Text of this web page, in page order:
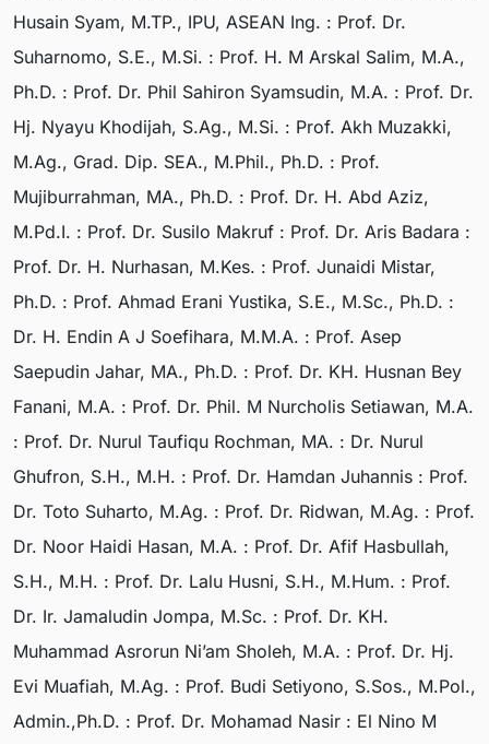
Husain Syam, M.TP., IPU, ASEAN Ing. : Prof. Dr.
Suharnomo, S.E., M.Si. : Prof. H. M Arskal Salim, M.A.,
Ph.D. : Prof. Dr. Phil Sahiron Syamsudin, M.A. : Prof. Dr.
Hj. Nyayu Khodijah, S.Ag., M.Si. : Prof. Akh Muzakki,
M.Ag., Grad. Dip. SEA., M.Phil., Ph.D. : Prof.
Mujiburrahman, MA., Ph.D. : Prof. Dr. H. Abd Aziz,
M.Pd.I. : Prof. Dr. Susilo Makruf : Prof. Dr. Aris Badara :
Prof. Dr. H. Nurhasan, M.Kes. : Prof. Junaidi Mistar,
Ph.D. : Prof. Ahmad Erani Yustika, S.E., M.Sc., Ph.D. :
Dr. H. Endin A J Soefihara, M.M.A. : Prof. Asep
Saepudin Jahar, MA., Ph.D. : Prof. Dr. KH. Husnan Bey
Fanani, M.A. : Prof. Dr. Phil. M Nurcholis Setiawan, M.A.
: Prof. Dr. Nurul Taufiqu Rochman, MA. : Dr. Nurul
Ghufron, S.H., M.H. : Prof. Dr. Hamdan Juhannis : Prof.
Dr. Toto Suharto, M.Ag. : Prof. Dr. Ridwan, M.Ag. : Prof.
Dr. Noor Haidi Hasan, M.A. : Prof. Dr. Afif Hasbullah,
S.H., M.H. : Prof. Dr. Lalu Husni, S.H., M.Hum. : Prof.
Dr. Ir. Jamaludin Jompa, M.Sc. : Prof. Dr. KH.
Muhammad Asrorun Ni’am Sholeh, M.A. : Prof. Dr. Hj.
Evi Muafiah, M.Ag. : Prof. Budi Setiyono, S.Sos., M.Pol.,
Admin.,Ph.D. : Prof. Dr. Mohamad Nasir : El Nino M